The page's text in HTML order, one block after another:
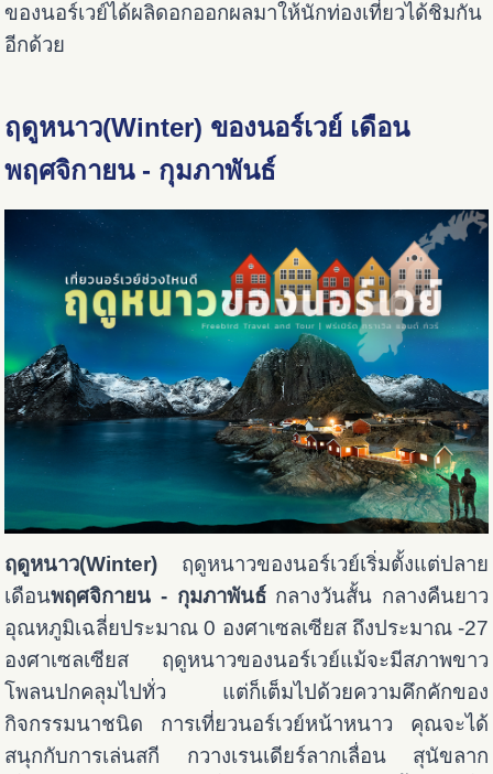
ของนอร์เวย์ได้ผลิดอกออกผลมาให้นักท่องเที่ยวได้ชิมกัน
อีกด้วย
ฤดูหนาว(Winter) ของนอร์เวย์ เดือน
พฤศจิกายน - กุมภาพันธ์
ฤดูหนาว(Winter) ฤดูหนาวของนอร์เวย์เริ่มตั้งแต่ปลาย
เดือนพฤศจิกายน - กุมภาพันธ์กลางวันสั้น กลางคืนยาว
อุณหภูมิเฉลี่ยประมาณ 0 องศาเซลเซียส ถึงประมาณ -27
องศาเซลเซียส ฤดูหนาวของนอร์เวย์แม้จะมีสภาพขาว
โพลนปกคลุมไปทั่ว แต่ก็เต็มไปด้วยความคึกคักของ
กิจกรรมนาชนิด การเที่ยวนอร์เวย์หน้าหนาว คุณจะได้
สนุกกับการเล่นสกี กวางเรนเดียร์ลากเลื่อน สุนัขลาก